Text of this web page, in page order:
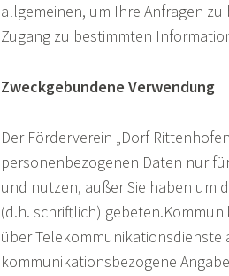
allgemeinen, um Ihre Anfragen
Zugang zu bestimmten
Zweckgebundene Verwendung
Der Förderverein „Dorf
personenbezogenen Daten nur
und nutzen, außer Sie haben um
(d.h. schriftlich)
über Telekommunikationsdienste
kommunikationsbezogene